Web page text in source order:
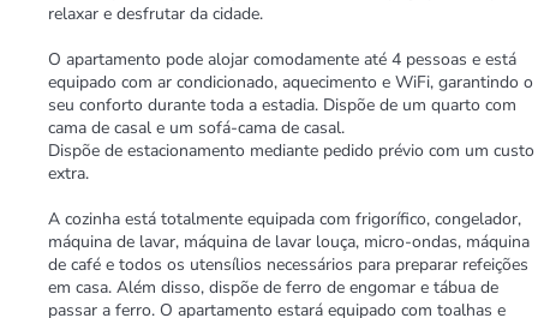
relaxar e desfrutar da cidade.
O apartamento pode alojar comodamente até 4 pessoas e está
equipado com ar condicionado, aquecimento e WiFi, garantindo o
seu conforto durante toda a estadia. Dispõe de um quarto com
cama de casal e um sofá-cama de casal.
Dispõe de estacionamento mediante pedido prévio com um custo
extra.
A cozinha está totalmente equipada com frigorífico, congelador,
máquina de lavar, máquina de lavar louça, micro-ondas, máquina
de café e todos os utensílios necessários para preparar refeições
em casa. Além disso, dispõe de ferro de engomar e tábua de
passar a ferro. O apartamento estará equipado com toalhas e